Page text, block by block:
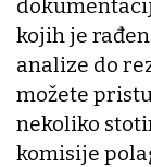
kojih je
analize do
možete
nekoliko
komisije